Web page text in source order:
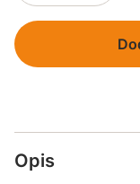
Opis